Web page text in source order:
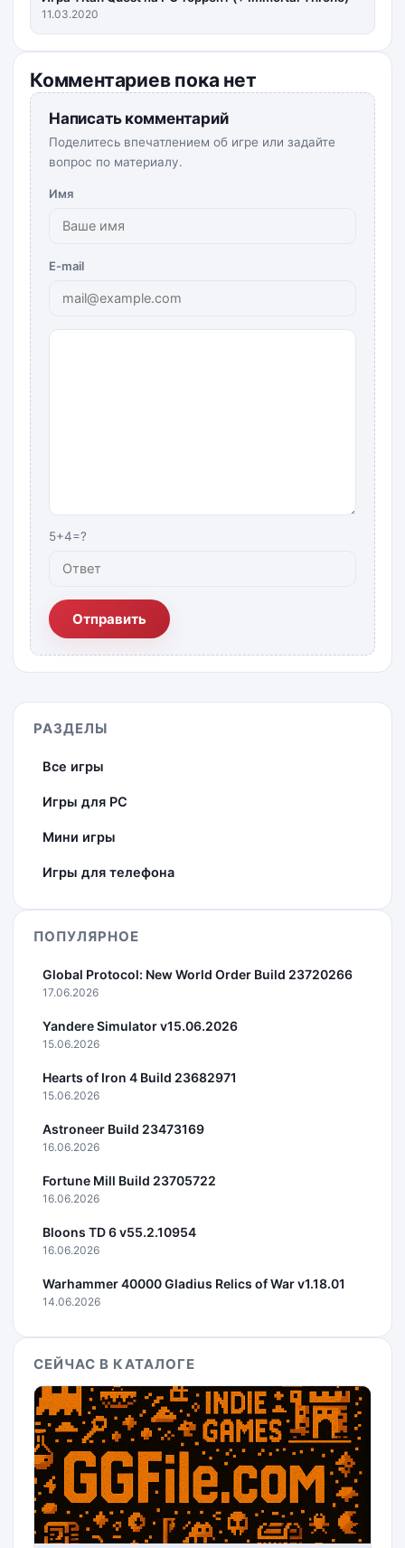
11.03.2020
Комментариев пока нет
Написать комментарий
Поделитесь впечатлением об игре или задайте
вопрос по материалу.
Имя
E-mail
5+4=?
Отправить
РАЗДЕЛЫ
Все игры
Игры для PC
Мини игры
Игры для телефона
ПОПУЛЯРНОЕ
Global Protocol: New World Order Build 23720266
17.06.2026
Yandere Simulator v15.06.2026
15.06.2026
Hearts of Iron 4 Build 23682971
15.06.2026
Astroneer Build 23473169
16.06.2026
Fortune Mill Build 23705722
16.06.2026
Bloons TD 6 v55.2.10954
16.06.2026
Warhammer 40000 Gladius Relics of War v1.18.01
14.06.2026
СЕЙЧАС В КАТАЛОГЕ